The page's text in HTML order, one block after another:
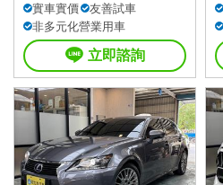
實車實價
友善試車
非多元化營業用車
立即諮詢